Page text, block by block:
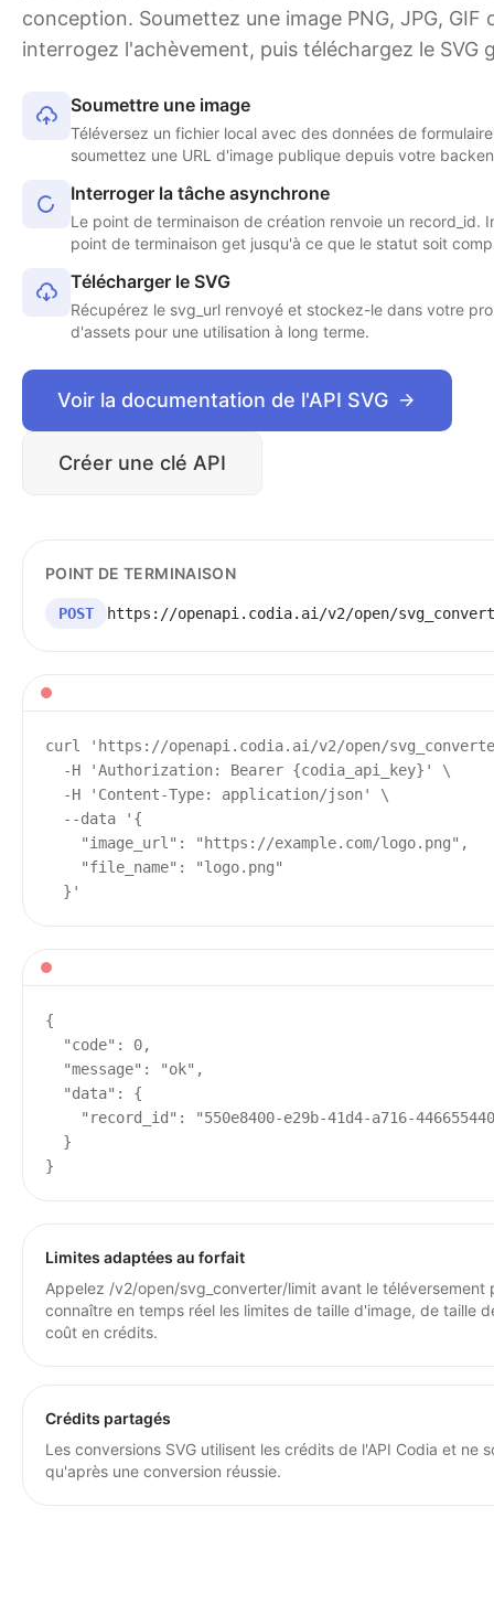
conception. Soumettez une image PNG, JPG, GIF
interrogez l'achèvement, puis téléchargez le SVG
Soumettre une image
Téléversez un fichier local avec des données de
soumettez une URL d'image publique depuis votre
Interroger la tâche asynchrone
Le point de terminaison de création renvoie un record_id.
point de terminaison get jusqu'à ce que le statut soit
Télécharger le SVG
Récupérez le svg_url renvoyé et stockez-le dans votre
d'assets pour une utilisation à long terme.
Voir la documentation de l'API SVG
Créer une clé API
POINT DE TERMINAISON
POST https://openapi.codia.ai/v2/open/
curl 'https://openapi.codia.ai/v2/open/
  -H 'Authorization: Bearer {codia_api_key}' \
  -H 'Content-Type: application/json' \
  --data '{
    "image_url": "https://example.com/logo.png",
    "file_name": "logo.png"
  }'
{
  "code": 0,
  "message": "ok",
  "data": {
"record_id": "550e8400-e29b-41d4-a716-
  }
}
Limites adaptées au forfait
Appelez /v2/open/svg_converter/limit avant le téléversement
connaître en temps réel les limites de taille d'image, de taille
coût en crédits.
Crédits partagés
Les conversions SVG utilisent les crédits de l'API Codia et ne
qu'après une conversion réussie.